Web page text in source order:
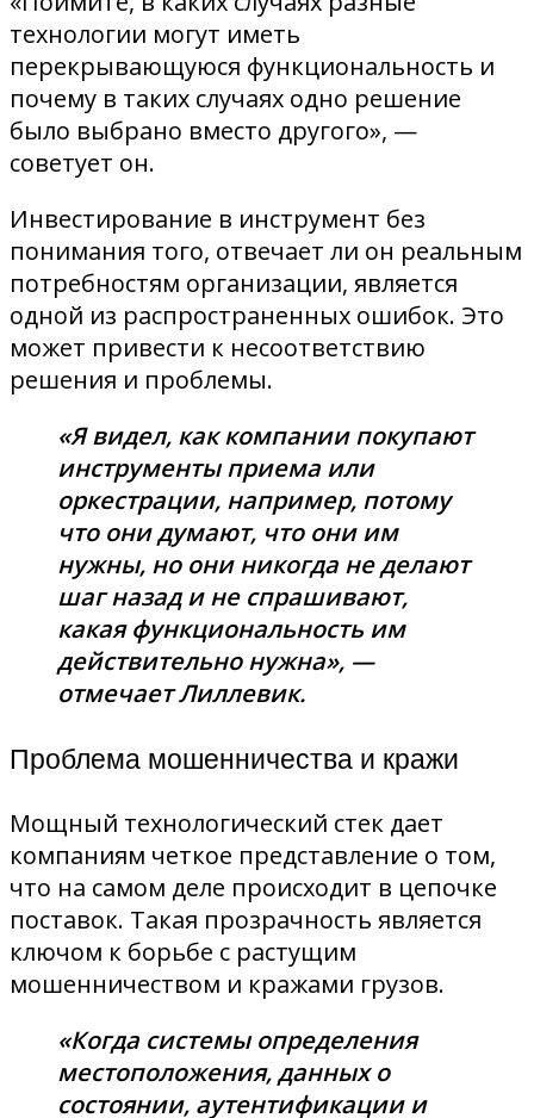
технологии могут иметь
перекрывающуюся функциональность и
почему в таких случаях одно решение
было выбрано вместо другого», —
советует он.
Инвестирование в инструмент без
понимания того, отвечает ли он реальным
потребностям организации, является
одной из распространенных ошибок. Это
может привести к несоответствию
решения и проблемы.
«Я видел, как компании покупают
инструменты приема или
оркестрации, например, потому
что они думают, что они им
нужны, но они никогда не делают
шаг назад и не спрашивают,
какая функциональность им
действительно нужна», —
отмечает Лиллевик.
Проблема мошенничества и кражи
Мощный технологический стек дает
компаниям четкое представление о том,
что на самом деле происходит в цепочке
поставок. Такая прозрачность является
ключом к борьбе с растущим
мошенничеством и кражами грузов.
«Когда системы определения
местоположения, данных о
состоянии, аутентификации и